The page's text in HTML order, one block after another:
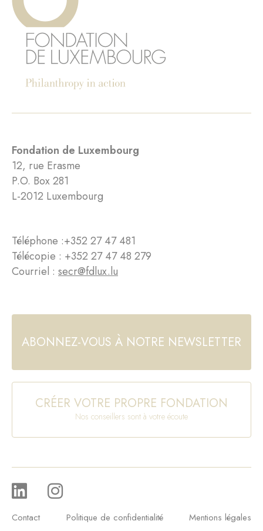
Fondation de Luxembourg
12, rue Erasme
P.O. Box 281
L-2012 Luxembourg
Téléphone :+352 27 47 481
Télécopie : +352 27 47 48 279
Courriel : secr@fdlux.lu
ABONNEZ-VOUS À NOTRE NEWSLETTER
CRÉER VOTRE PROPRE FONDATION
Nos conseillers sont à votre écoute
Contact Politique de confidentialité Mentions légales